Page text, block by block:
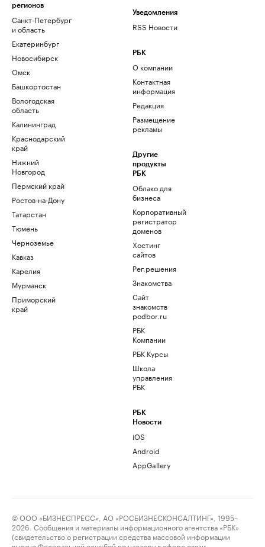
регионов
Санкт-Петербург
и область
Екатеринбург
Новосибирск
Омск
Башкортостан
Вологодская
область
Калининград
Краснодарский
край
Нижний
Новгород
Пермский край
Ростов-на-Дону
Татарстан
Тюмень
Черноземье
Кавказ
Карелия
Мурманск
Приморский
край
Уведомления
RSS Новости
РБК
О компании
Контактная
информация
Редакция
Размещение
рекламы
Другие
продукты
РБК
Облако для
бизнеса
Корпоративный
регистратор
доменов
Хостинг
сайтов
Рег.решения
Знакомства
Сайт
знакомств
podbor.ru
РБК
Компании
РБК Курсы
Школа
управления
РБК
РБК
Новости
iOS
Android
AppGallery
© ООО «БИЗНЕСПРЕСС», АО «РОСБИЗНЕСКОНСАЛТИНГ», 1995–
2026. Сообщения и материалы информационного агентства «РБК»
(свидетельство о регистрации средства массовой информации